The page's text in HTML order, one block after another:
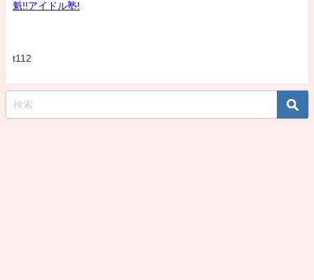
魁!!アイドル塾!
t112